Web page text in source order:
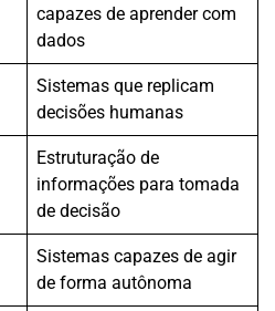
capazes de aprender com
dados
Sistemas que replicam
decisões humanas
Estruturação de
informações para tomada
de decisão
Sistemas capazes de agir
de forma autônoma